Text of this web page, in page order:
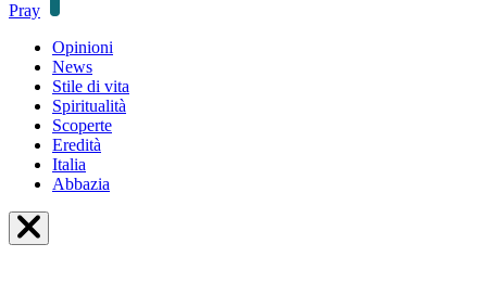
Pray
Opinioni
News
Stile di vita
Spiritualità
Scoperte
Eredità
Italia
Abbazia